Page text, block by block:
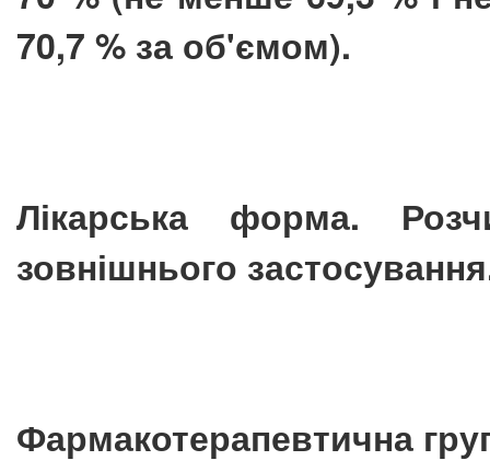
70,7 % за об'ємом).
Лікарська форма.
зовнішнього
Фармакотерапевтична